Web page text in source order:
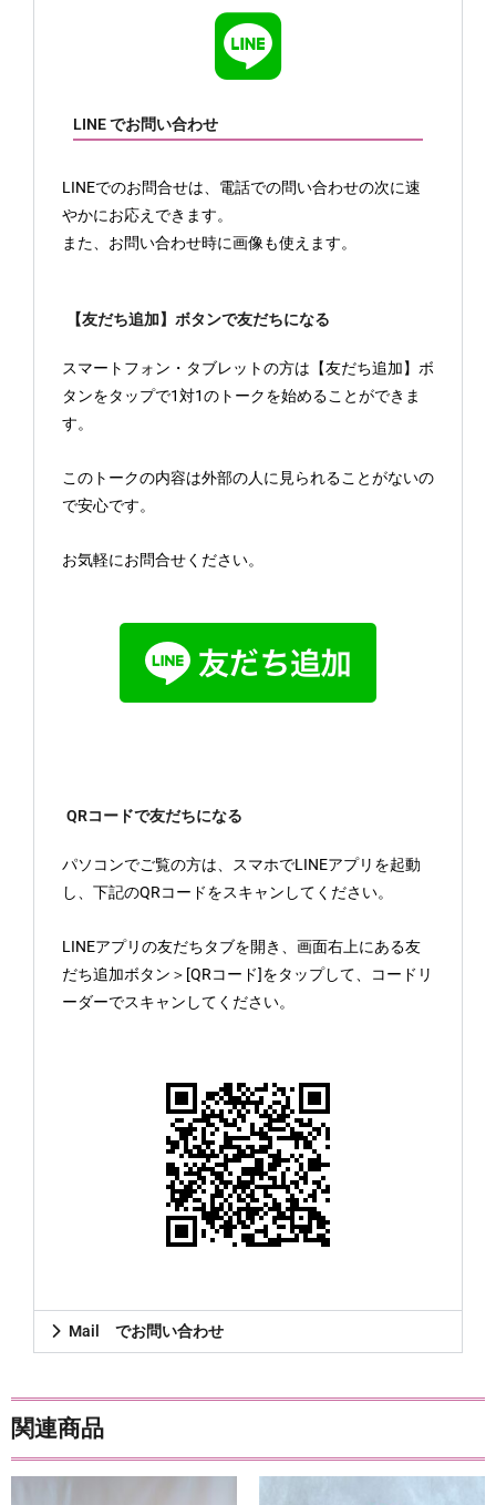
LINE でお問い合わせ
LINEでのお問合せは、電話での問い合わせの次に速
やかにお応えできます。
また、お問い合わせ時に画像も使えます。
【友だち追加】ボタンで友だちになる
スマートフォン・タブレットの方は【友だち追加】ボ
タンをタップで1対1のトークを始めることができま
す。
このトークの内容は外部の人に見られることがないの
で安心です。
お気軽にお問合せください。
QRコードで友だちになる
パソコンでご覧の方は、スマホでLINEアプリを起動
し、下記のQRコードをスキャンしてください。
LINEアプリの友だちタブを開き、画面右上にある友
だち追加ボタン＞[QRコード]をタップして、コードリ
ーダーでスキャンしてください。
Mail でお問い合わせ
関連商品